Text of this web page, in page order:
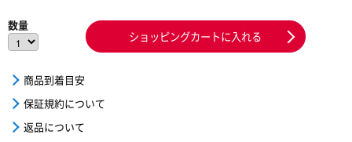
数量
ショッピングカートに入れる
商品到着目安
保証規約について
返品について